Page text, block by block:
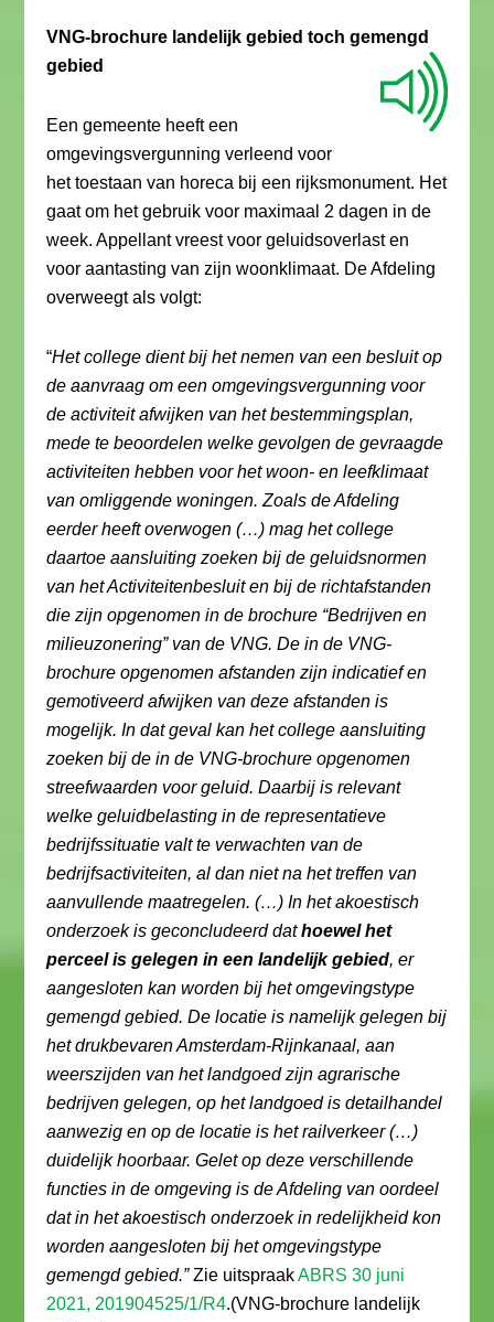
VNG-brochure landelijk gebied toch gemengd
gebied
Een gemeente heeft een
omgevingsvergunning verleend voor
het toestaan van horeca bij een rijksmonument. Het
gaat om het gebruik voor maximaal 2 dagen in de
week. Appellant vreest voor geluidsoverlast en
voor aantasting van zijn woonklimaat. De Afdeling
overweegt als volgt:
“Het college dient bij het nemen van een besluit op
de aanvraag om een omgevingsvergunning voor
de activiteit afwijken van het bestemmingsplan,
mede te beoordelen welke gevolgen de gevraagde
activiteiten hebben voor het woon- en leefklimaat
van omliggende woningen. Zoals de Afdeling
eerder heeft overwogen (…) mag het college
daartoe aansluiting zoeken bij de geluidsnormen
van het Activiteitenbesluit en bij de richtafstanden
die zijn opgenomen in de brochure “Bedrijven en
milieuzonering” van de VNG. De in de VNG-
brochure opgenomen afstanden zijn indicatief en
gemotiveerd afwijken van deze afstanden is
mogelijk. In dat geval kan het college aansluiting
zoeken bij de in de VNG-brochure opgenomen
streefwaarden voor geluid. Daarbij is relevant
welke geluidbelasting in de representatieve
bedrijfssituatie valt te verwachten van de
bedrijfsactiviteiten, al dan niet na het treffen van
aanvullende maatregelen. (…) In het akoestisch
onderzoek is geconcludeerd dathoewel het
perceel is gelegen in een landelijk gebied, er
aangesloten kan worden bij het omgevingstype
gemengd gebied. De locatie is namelijk gelegen bij
het drukbevaren Amsterdam-Rijnkanaal, aan
weerszijden van het landgoed zijn agrarische
bedrijven gelegen, op het landgoed is detailhandel
aanwezig en op de locatie is het railverkeer (…)
duidelijk hoorbaar. Gelet op deze verschillende
functies in de omgeving is de Afdeling van oordeel
dat in het akoestisch onderzoek in redelijkheid kon
worden aangesloten bij het omgevingstype
gemengd gebied.”Zie uitspraakABRS 30 juni
2021, 201904525/1/R4.(VNG-brochure landelijk